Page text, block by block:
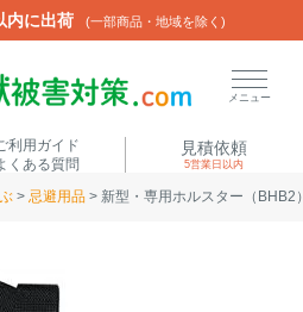
内に出荷 (一部商品・地域を除く)
メニュー
利用ガイド
くある質問
見積依頼
5営業日以内
忌避用品 新型・専用ホルスター（BHB2
出荷 (一部商品・地域を除く)
る
マルネット2300